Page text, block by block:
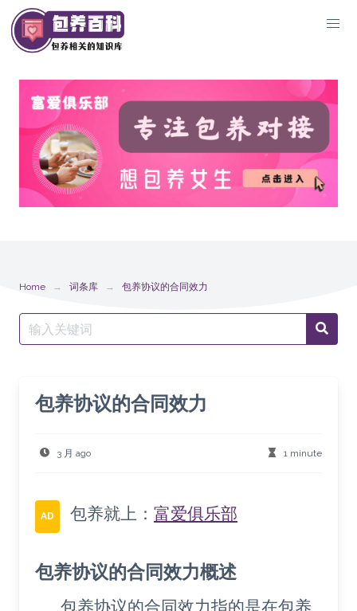
Skip
to
content
Home 词条库 包养协议的合同效力
Search
for:
包养协议的合同效力
3 月 ago 1 minute
AD 包养就上： 富爱俱乐部
包养协议的合同效力概述
包养协议的合同效力指的是在包养